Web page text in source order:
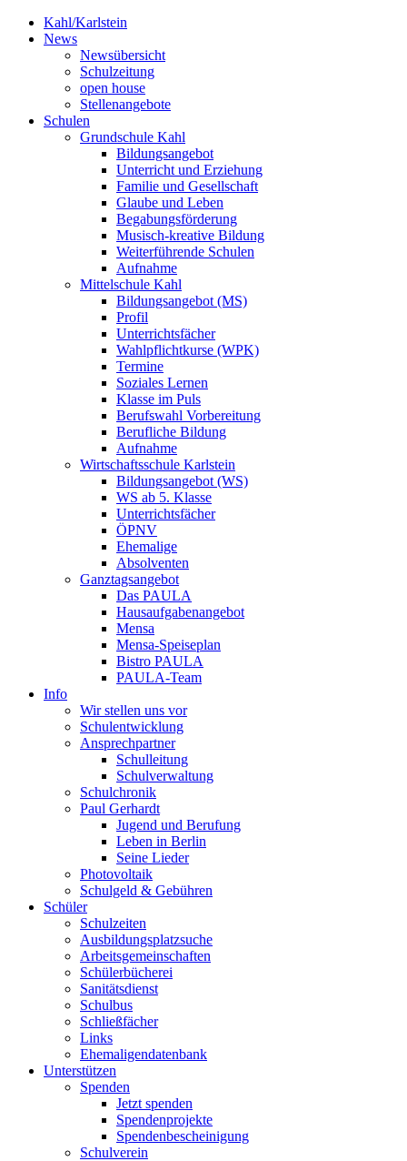
Kahl/Karlstein
News
Newsübersicht
Schulzeitung
open house
Stellenangebote
Schulen
Grundschule Kahl
Bildungsangebot
Unterricht und Erziehung
Familie und Gesellschaft
Glaube und Leben
Begabungsförderung
Musisch-kreative Bildung
Weiterführende Schulen
Aufnahme
Mittelschule Kahl
Bildungsangebot (MS)
Profil
Unterrichtsfächer
Wahlpflichtkurse (WPK)
Termine
Soziales Lernen
Klasse im Puls
Berufswahl Vorbereitung
Berufliche Bildung
Aufnahme
Wirtschaftsschule Karlstein
Bildungsangebot (WS)
WS ab 5. Klasse
Unterrichtsfächer
ÖPNV
Ehemalige
Absolventen
Ganztagsangebot
Das PAULA
Hausaufgabenangebot
Mensa
Mensa-Speiseplan
Bistro PAULA
PAULA-Team
Info
Wir stellen uns vor
Schulentwicklung
Ansprechpartner
Schulleitung
Schulverwaltung
Schulchronik
Paul Gerhardt
Jugend und Berufung
Leben in Berlin
Seine Lieder
Photovoltaik
Schulgeld & Gebühren
Schüler
Schulzeiten
Ausbildungsplatzsuche
Arbeitsgemeinschaften
Schülerbücherei
Sanitätsdienst
Schulbus
Schließfächer
Links
Ehemaligendatenbank
Unterstützen
Spenden
Jetzt spenden
Spendenprojekte
Spendenbescheinigung
Schulverein